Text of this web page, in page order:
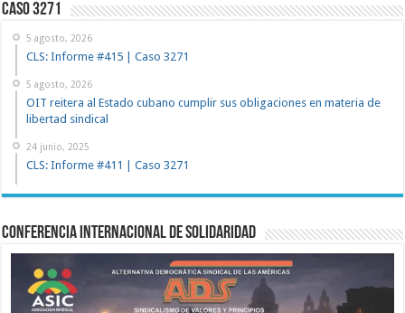
Caso 3271
5 agosto, 2026
CLS: Informe #415 | Caso 3271
5 agosto, 2026
OIT reitera al Estado cubano cumplir sus obligaciones en materia de
libertad sindical
24 junio, 2025
CLS: Informe #411 | Caso 3271
Conferencia Internacional de Solidaridad